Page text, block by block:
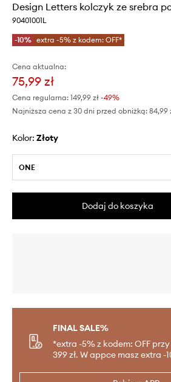
Design Letters kolczyk ze srebra
90401001L
-10% extra -5% z kodem: OFF*
Cena aktualna:
75,99 zł
Cena regularna: 149,99 zł -49%
Najniższa cena z 30 dni przed obniżką: 84,99
Kolor: złoty
ONE
Dodaj do koszyka
FINAL SALE%
*extra -5% z kodem: OFF
399 zł. W appce masz extra -